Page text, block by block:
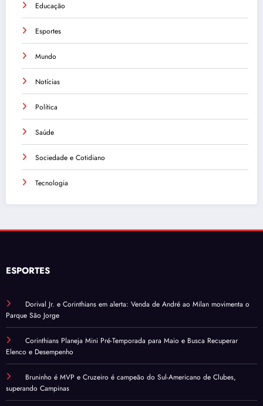
Educação
Esportes
Mundo
Notícias
Política
Saúde
Sociedade e Cotidiano
Tecnologia
ESPORTES
Dorival Jr. e Corinthians em alerta: Venda de André ao Milan movimenta o
Parque São Jorge
Corinthians Planeja Mini Pré-Temporada para Maio e Busca Recuperar
Elenco e Desempenho
Bruninho é MVP e Cruzeiro é campeão do Sul-Americano de Clubes,
superando Campinas